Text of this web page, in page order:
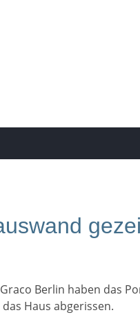
Berlin haben das
Haus abgerissen.